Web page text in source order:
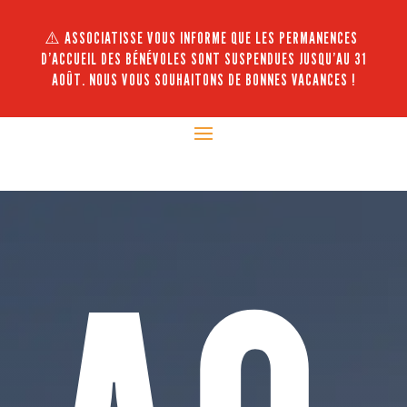
⚠️ ASSOCIATISSE VOUS INFORME QUE LES PERMANENCES
D’ACCUEIL DES BÉNÉVOLES SONT SUSPENDUES JUSQU’AU 31
AOÛT. NOUS VOUS SOUHAITONS DE BONNES VACANCES !